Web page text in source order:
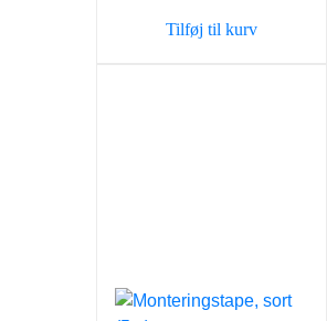
Tilføj til kurv